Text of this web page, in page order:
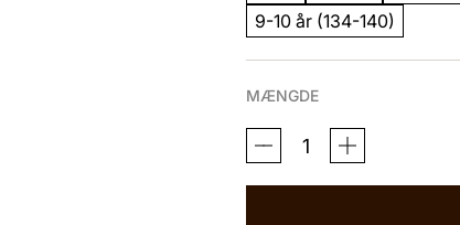
9-10 år (134-140)
MÆNGDE
BLUSE
SALINA
KORTÆRMET